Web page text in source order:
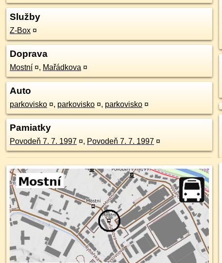
Služby
Z-Box ¤
Doprava
Mostní ¤, Mařádkova ¤
Auto
parkovisko ¤, parkovisko ¤, parkovisko ¤
Pamiatky
Povodeň 7. 7. 1997 ¤, Povodeň 7. 7. 1997 ¤